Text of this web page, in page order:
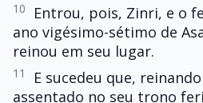
10
Entrou, pois, Zinri, e o
ano vigésimo-sétimo de
reinou em seu lugar.
11
E sucedeu que,
assentado no seu trono